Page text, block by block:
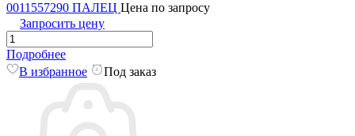
0011557290 ПАЛЕЦ Цена по запросу
Запросить цену
Подробнее
В избранное
Под заказ